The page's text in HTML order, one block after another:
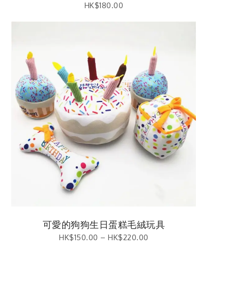
HK$180.00
可愛的狗狗生日蛋糕毛絨玩具
HK$150.00 – HK$220.00